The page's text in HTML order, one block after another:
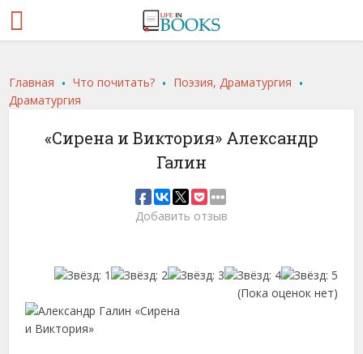
Главная .Что почитать? . Поэзия, Драматургия .
Драматургия
«Сирена и Виктория» Александр
Галин
Добавить отзыв
(Пока оценок нет)